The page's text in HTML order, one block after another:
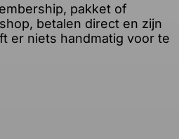
pakket of
betalen direct en zijn
er niets handmatig voor te